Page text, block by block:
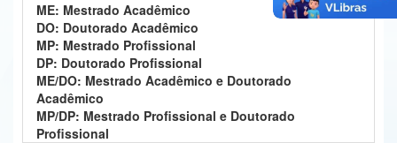
Controladoria-Geral da União
Ministério da Mulher, da Família e dos Direitos Humanos
Secretaria-Geral
Secretaria de Governo
ME: Mestrado Acadêmico
DO: Doutorado Acadêmico
MP: Mestrado Profissional
DP: Doutorado Profissional
ME/DO: Mestrado Acadêmico e Doutorado
Acadêmico
MP/DP: Mestrado Profissional e Doutorado
Profissional